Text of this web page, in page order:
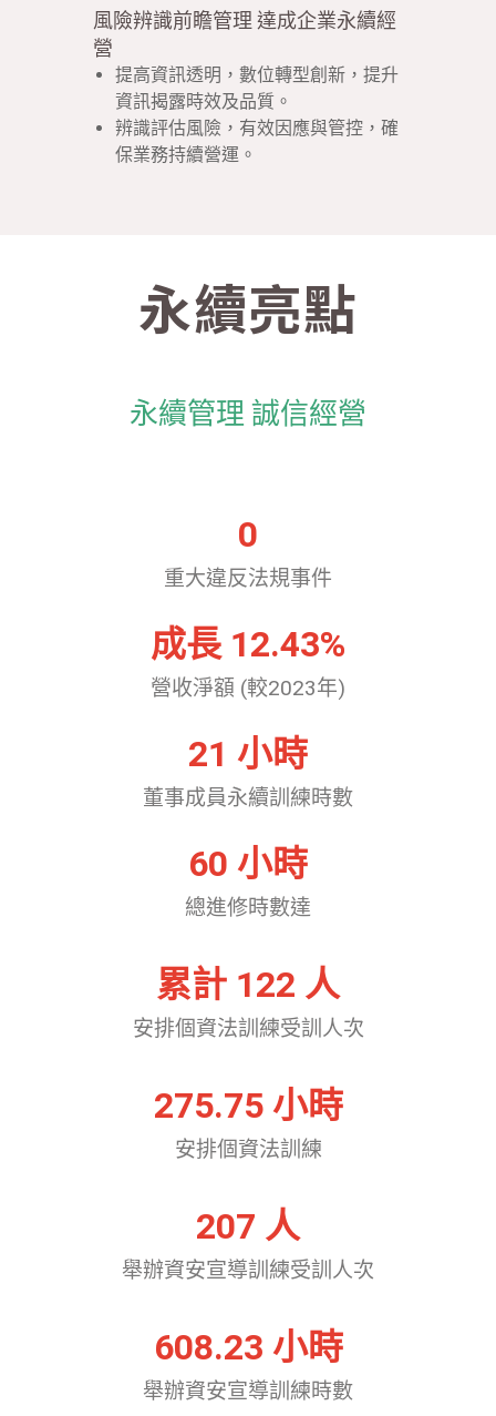
風險辨識前瞻管理 達成企業永續經
營
提高資訊透明，數位轉型創新，提升
資訊揭露時效及品質。
辨識評估風險，有效因應與管控，確
保業務持續營運。
永續亮點
永續管理 誠信經營
重大違反法規事件
0
營收淨額 (較2023年)
成長 12.43%
董事成員永續訓練時數
21 小時
總進修時數達
60 小時
安排個資法訓練受訓人次
累計 122 人
安排個資法訓練
275.75 小時
舉辦資安宣導訓練受訓人次
207 人
舉辦資安宣導訓練時數
608.23 小時